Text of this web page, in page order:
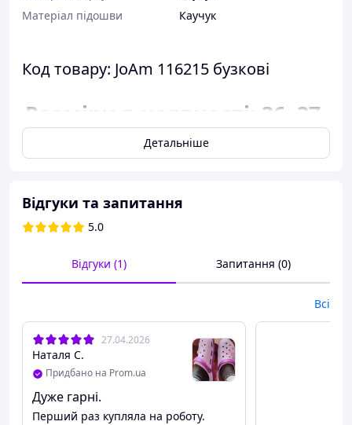
Матеріал підошви
Каучук
Код товару: JoAm 116215 бузкові
Розміри в наявності: 36, 37,
38, 39, 40.
розмір 36 - 23,5
розмір 38 - 24,5
сантиметра;
сантиметра;
розмір 40 - 26 сантиметрів.
Можлива похибка вимірювань +/- 2мм.
При оформленні замовлення
необхідний розмір вказуйте в
Детальніше
Відгуки та запитання
5.0
Відгуки (1) Запитання (0)
Всі
27.04.2026
Наталя С.
Придбано на Prom.ua
Дуже гарні.
Перший раз купляла на роботу.